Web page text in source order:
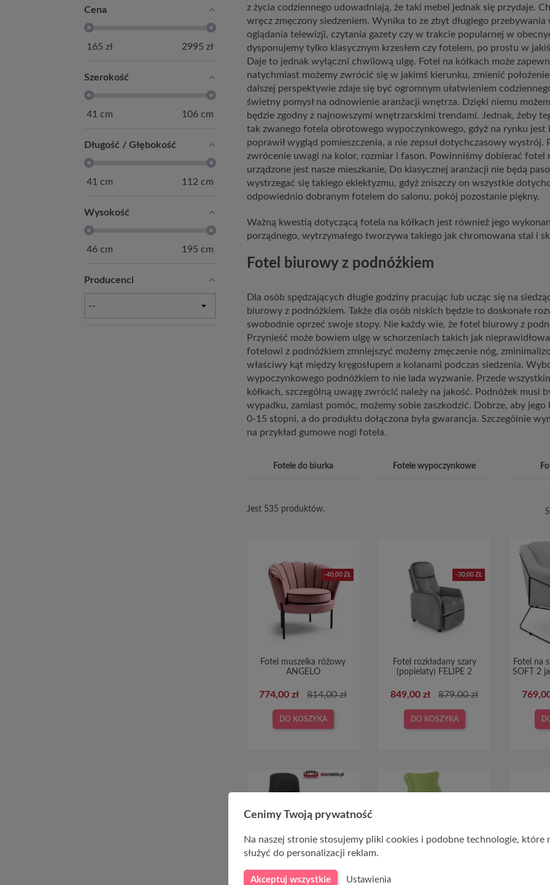
Cena
165 zł 2995 zł
Szerokość
41 cm 106 cm
Długość / Głębokość
41 cm 112 cm
Wysokość
46 cm 195 cm
Producenci
z życia codziennego udowadniają, że taki mebel jednak się przydaje.
wręcz zmęczony siedzeniem. Wynika to ze zbyt długiego
oglądania telewizji, czytania gazety czy w trakcie popularnej w
dysponujemy tylko klasycznym krzesłem czy fotelem, po prostu w
Daje to jednak wyłączni chwilową ulgę. Fotel na kółkach może
natychmiast możemy zwrócić się w jakimś kierunku, zmienić
dalszej perspektywie zdaje się być ogromnym ułatwieniem
świetny pomysł na odnowienie aranżacji wnętrza. Dzięki niemu
będzie zgodny z najnowszymi wnętrzarskimi trendami. Jednak, żeby
tak zwanego fotela obrotowego wypoczynkowego, gdyż na rynku jest
poprawił wygląd pomieszczenia, a nie zepsuł dotychczasowy
zwrócenie uwagi na kolor, rozmiar i fason. Powinniśmy dobierać fotel
urządzone jest nasze mieszkanie, Do klasycznej aranżacji nie będą
wystrzegać się takiego eklektyzmu, gdyż zniszczy on wszystkie
odpowiednio dobranym fotelem do salonu, pokój pozostanie piękny.
Ważną kwestią dotyczącą fotela na kółkach jest również jego
porządnego, wytrzymałego tworzywa takiego jak chromowana stal i
Fotel biurowy z podnóżkiem
Dla osób spędzających długie godziny pracując lub ucząc się na
biurowy z podnóżkiem. Także dla osób niskich będzie to doskonałe
swobodnie oprzeć swoje stopy. Nie każdy wie, że fotel biurowy z
Przynieść może bowiem ulgę w schorzeniach takich jak
fotelowi z podnóżkiem zmniejszyć możemy zmęczenie nóg,
właściwy kąt między kręgosłupem a kolanami podczas siedzenia.
wypoczynkowego podnóżkiem to nie lada wyzwanie. Przede
kółkach, szczególną uwagę zwrócić należy na jakość. Podnóżek
wypadku, zamiast pomóc, możemy sobie zaszkodzić. Dobrze, aby
0-15 stopni, a do produktu dołączona była gwarancja. Szczególnie
na przykład gumowe nogi fotela.
Fotele do biurka Fotele wypoczynkowe
Jest 535 produktów.
-40,00 ZŁ
Fotel muszelka różowy
ANGELO
774,00 zł 814,00 zł
DO KOSZYKA
-30,00 ZŁ
Fotel rozkładany szary
(popielaty) FELIPE 2
849,00 zł 879,00 zł
DO KOSZYKA
Fotel na
SOFT 2
Cenimy Twoją prywatność
Na naszej stronie stosujemy pliki cookies i podobne technologie, które
służyć do personalizacji reklam.
Akceptuj wszystkie Ustawienia